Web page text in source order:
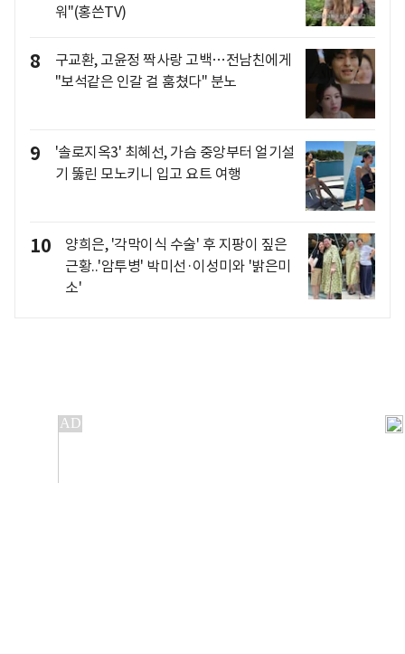
워"(홍쓴TV)
8
구교환, 고윤정 짝사랑 고백…전남친에게
"보석같은 인갈 걸 훔쳤다" 분노
9
'솔로지옥3' 최혜선, 가슴 중앙부터 얼기설
기 뚫린 모노키니 입고 요트 여행
10
양희은, '각막이식 수술' 후 지팡이 짚은
근황..'암투병' 박미선·이성미와 '밝은미
소'